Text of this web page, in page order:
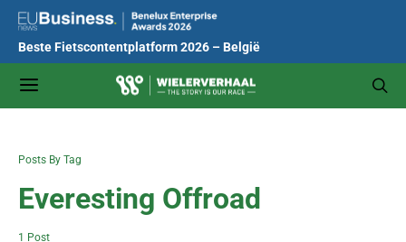
Beste Fietscontentplatform 2026 – België
Posts By Tag
Everesting Offroad
1 Post